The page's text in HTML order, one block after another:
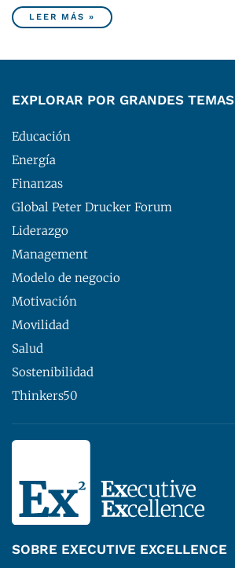
LEER MÁS »
EXPLORAR POR GRANDES TEMAS
Educación
Energía
Finanzas
Global Peter Drucker Forum
Liderazgo
Management
Modelo de negocio
Motivación
Movilidad
Salud
Sostenibilidad
Thinkers50
SOBRE EXECUTIVE EXCELLENCE